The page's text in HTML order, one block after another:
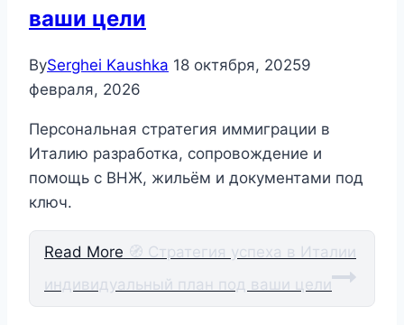
ваши цели
BySerghei Kaushka 18 октября, 20259
февраля, 2026
Персональная стратегия иммиграции в
Италию разработка, сопровождение и
помощь с ВНЖ, жильём и документами под
ключ.
Read More 🧭 Стратегия успеха в Италии
индивидуальный план под ваши цели